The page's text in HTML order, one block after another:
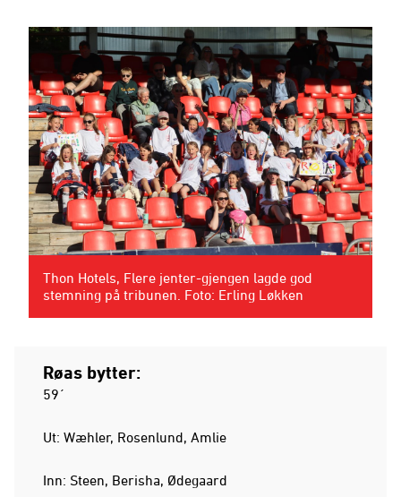
Thon Hotels, Flere jenter-gjengen lagde god
stemning på tribunen. Foto: Erling Løkken
Røas bytter:
59´
Ut: Wæhler, Rosenlund, Amlie
Inn: Steen, Berisha, Ødegaard